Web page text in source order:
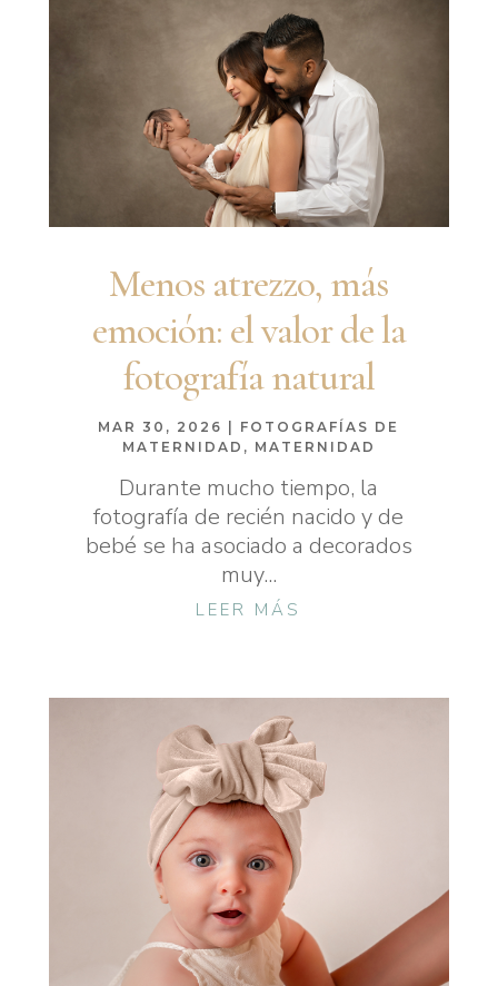
Menos atrezzo, más
emoción: el valor de la
fotografía natural
MAR 30, 2026
FOTOGRAFÍAS DE
MATERNIDAD , MATERNIDAD
Durante mucho tiempo, la
fotografía de recién nacido y de
bebé se ha asociado a decorados
muy...
LEER MÁS